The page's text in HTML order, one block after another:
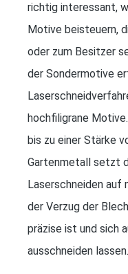
richtig interessant,
Motive beisteuern,
oder zum Besitzer
der Sondermotive
hochfiligrane
bis zu einer Stärke
Gartenmetall setzt
Laserschneiden auf
der Verzug der
präzise ist und sich
ausschneiden lassen.